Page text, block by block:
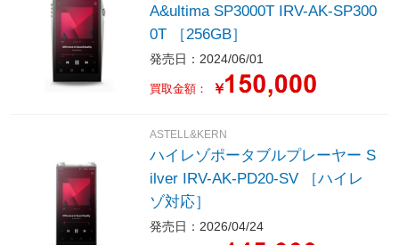
A&ultima SP3000T IRV-AK-SP300
0T ［256GB］
発売日：2024/06/01
買取金額： ￥
ASTELL&KERN
ハイレゾポータブルプレーヤー S
ilver IRV-AK-PD20-SV ［ハイレ
ゾ対応］
発売日：2026/04/24